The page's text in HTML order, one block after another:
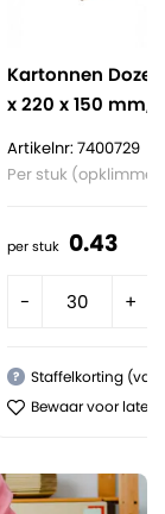
Kartonnen
x 220 x 150 mm,
Artikelnr: 7400729
Per stuk
per stuk 0.43
- +
?
Staffelkorting
Bewaar voor later